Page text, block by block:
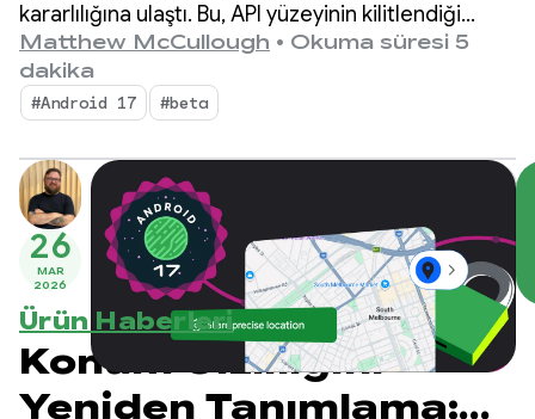
kararlılığına ulaştı. Bu, API yüzeyinin kilitlendiği
anlamına gelir. Son uyumluluk testini yapabilir ve
Android 17'yi hedefleyen uygulamalarınızı Play
Store'a gönderebilirsiniz.
Matthew McCullough • Okuma süresi 5
dakika
#Android 17 #beta
26
MAR
2026
Ürün Haberleri
Konum Gizliliğini
Yeniden Tanımlama: